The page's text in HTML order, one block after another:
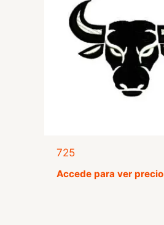
725
Accede para ver precio